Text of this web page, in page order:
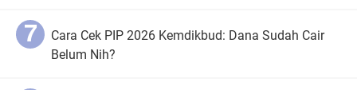
Cara Cek PIP 2026 Kemdikbud: Dana Sudah Cair
Belum Nih?